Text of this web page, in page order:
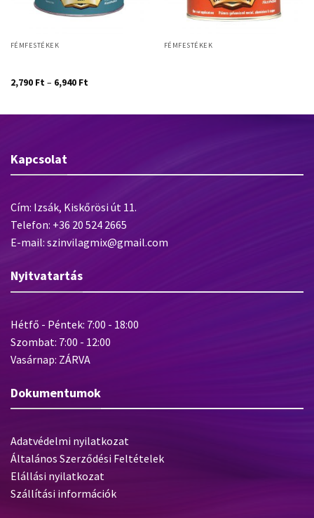
FÉMFESTÉKEK
2,790 Ft – 6,940 Ft
FÉMFESTÉKEK
Kapcsolat
Cím: Izsák, Kiskőrösi út 11.
Telefon: +36 20 524 2665
E-mail: szinvilagmix@gmail.com
Nyitvatartás
Hétfő - Péntek: 7:00 - 18:00
Szombat: 7:00 - 12:00
Vasárnap: ZÁRVA
Dokumentumok
Adatvédelmi nyilatkozat
Általános Szerződési Feltételek
Elállási nyilatkozat
Szállítási információk